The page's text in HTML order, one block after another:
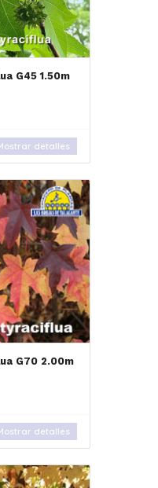
G45 1.50m
detalles
G70 2.00m
detalles